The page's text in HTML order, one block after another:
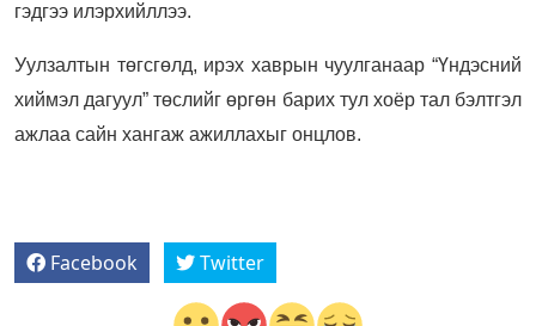
гэдгээ илэрхийллээ.
Уулзалтын төгсгөлд, ирэх хаврын чуулганаар “Үндэсний
хиймэл дагуул” төслийг өргөн барих тул хоёр тал бэлтгэл
ажлаа сайн хангаж ажиллахыг онцлов.
Facebook Twitter